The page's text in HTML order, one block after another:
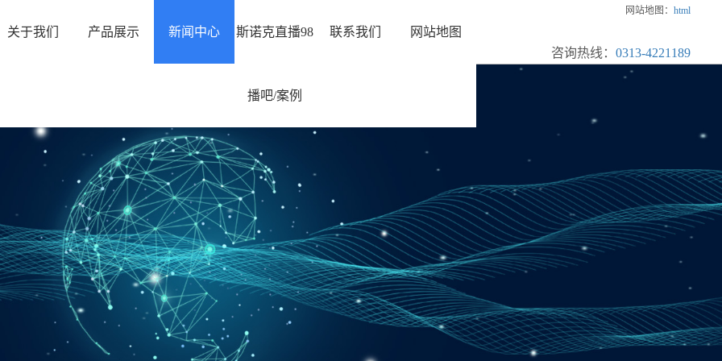
关于我们 产品展示 新闻中心 斯诺克直播98
播吧/案例
联系我们 网站地图
网站地图： html
咨询热线： 0313-4221189